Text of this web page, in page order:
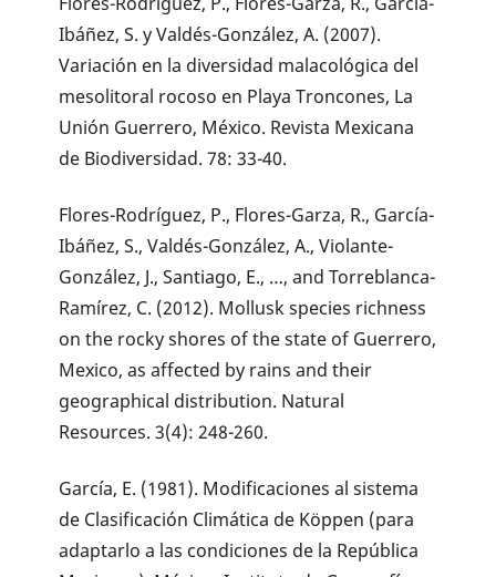
Ibáñez, S. y Valdés-González, A. (2007).
Variación en la diversidad malacológica del
mesolitoral rocoso en Playa Troncones, La
Unión Guerrero, México. Revista Mexicana
de Biodiversidad. 78: 33-40.
Flores-Rodríguez, P., Flores-Garza, R., García-
Ibáñez, S., Valdés-González, A., Violante-
González, J., Santiago, E., …, and Torreblanca-
Ramírez, C. (2012). Mollusk species richness
on the rocky shores of the state of Guerrero,
Mexico, as affected by rains and their
geographical distribution. Natural
Resources. 3(4): 248-260.
García, E. (1981). Modificaciones al sistema
de Clasificación Climática de Köppen (para
adaptarlo a las condiciones de la República